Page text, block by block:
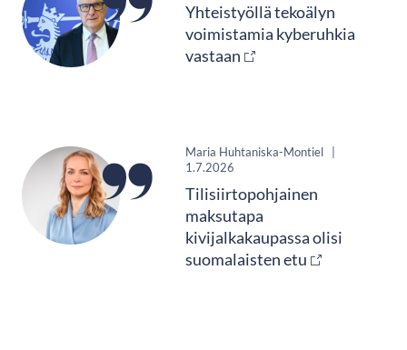
Yhteistyöllä tekoälyn
voimistamia kyberuhkia
vastaan
Maria Huhtaniska-Montiel
1.7.2026
Tilisiirtopohjainen
maksutapa
kivijalkakaupassa olisi
suomalaisten etu